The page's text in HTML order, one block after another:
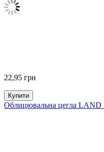
22,95 грн
Купити
Облицювальна цегла LAND